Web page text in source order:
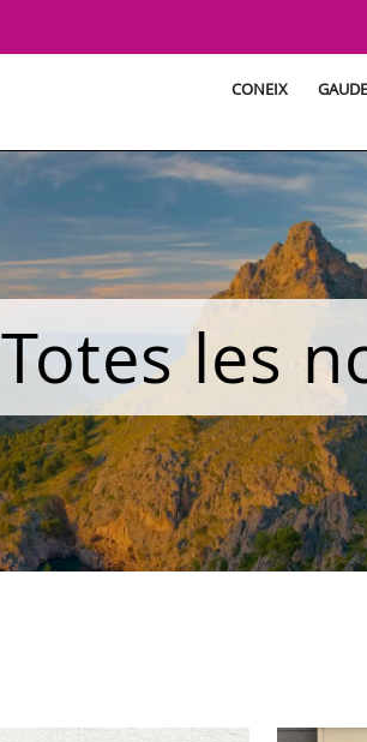
CONEIX
Totes les